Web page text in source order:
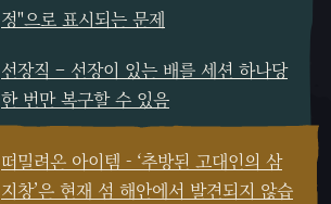
정"으로 표시되는 문제
선장직 – 선장이 있는 배를 세션 하나당
한 번만 복구할 수 있음
떠밀려온 아이템 - ‘추방된 고대인의 삼
지창’은 현재 섬 해안에서 발견되지 않습